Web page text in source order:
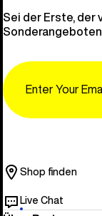
Sei der Erste, der
Shop finden
Live Chat